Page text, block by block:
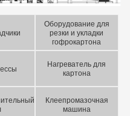
Оборудование для
резки и укладки
гофрокартона
Нагреватель для
картона
Клеепромазочная
машина